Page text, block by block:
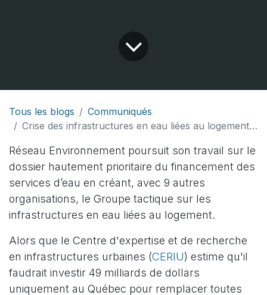
Tous les blogs
Communiqués
Crise des infrastructures en eau liées au logement - Mise sur pied d’un groupe tactique
Réseau Environnement poursuit son travail sur le
dossier hautement prioritaire du financement des
services d’eau en créant, avec 9 autres
organisations, le Groupe tactique sur les
infrastructures en eau liées au logement.
Alors que le Centre d'expertise et de recherche
en infrastructures urbaines (CERIU) estime qu'il
faudrait investir 49 milliards de dollars
uniquement au Québec pour remplacer toutes